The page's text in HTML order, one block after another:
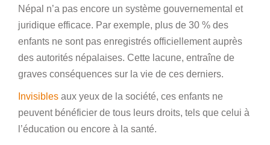
Népal n’a pas encore un système gouvernemental et
juridique efficace. Par exemple, plus de 30 % des
enfants ne sont pas enregistrés officiellement auprès
des autorités népalaises. Cette lacune, entraîne de
graves conséquences sur la vie de ces derniers.
Invisibles aux yeux de la société, ces enfants ne
peuvent bénéficier de tous leurs droits, tels que celui à
l’éducation ou encore à la santé.